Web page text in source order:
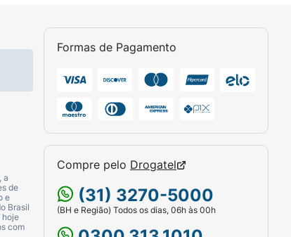
a
de
e
Brasil
hoje
com
Formas de Pagamento
Compre pelo Drogatel
(31) 3270-5000
(BH e Região) Todos os dias, 06h às 00h